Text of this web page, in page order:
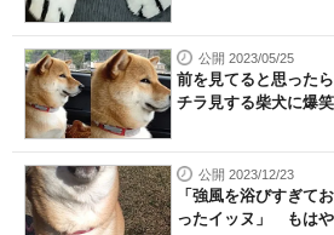
公開 2023/05/25
前を見てると思っ
チラ見する柴犬に爆
公開 2023/12/23
「強風を浴びすぎて
ったイッヌ」 もは